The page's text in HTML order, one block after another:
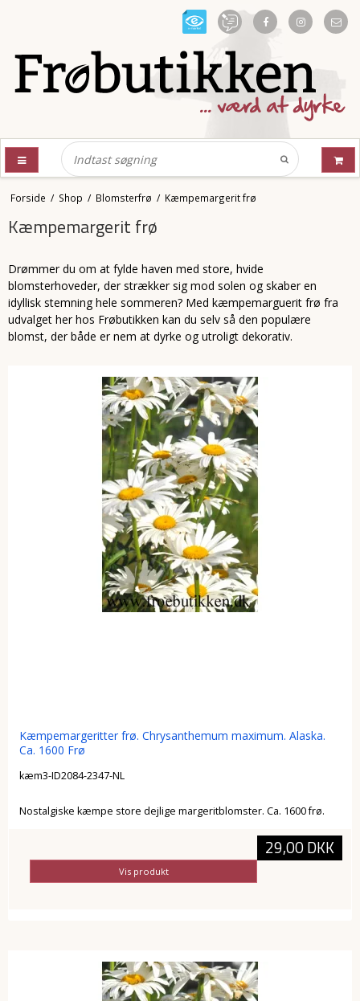
Forside / Shop / Blomsterfrø / Kæmpemargerit frø
Kæmpemargerit frø
Drømmer du om at fylde haven med store, hvide
blomsterhoveder, der strækker sig mod solen og skaber en
idyllisk stemning hele sommeren? Med kæmpemarguerit frø fra
udvalget her hos Frøbutikken kan du selv så den populære
blomst, der både er nem at dyrke og utroligt dekorativ.
Kæmpemargeritter frø. Chrysanthemum maximum. Alaska.
Ca. 1600 Frø
kæm3-ID2084-2347-NL
Nostalgiske kæmpe store dejlige margeritblomster. Ca. 1600 frø.
29,00 DKK
Vis produkt